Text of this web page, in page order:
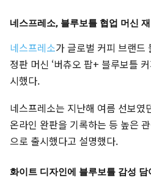
네스프레소, 블루보틀 협업 머신
네스프레소가 글로벌 커피 브랜드
정판 머신 ‘버츄오 팝+ 블루보틀
시했다.
네스프레소는 지난해 여름 선보였
온라인 완판을 기록하는 등 높은
으로 출시했다고 설명했다.
화이트 디자인에 블루보틀 감성 담